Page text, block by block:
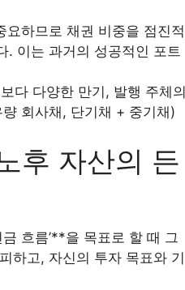
하므로 채권 비중을 점진적
. 이는 과거의 성공적인 포트
다 다양한 만기, 발행 주체의
회사채, 단기채 + 중기채)
후 자산의 든
흐름’**을 목표로 할 때 그
하고, 자신의 투자 목표와 기